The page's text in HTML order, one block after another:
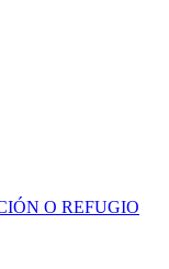
O REFUGIO